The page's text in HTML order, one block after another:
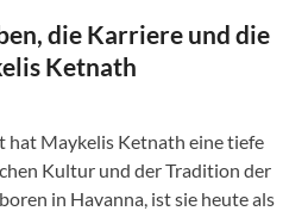
die Karriere und die
Ketnath
hat Maykelis Ketnath eine tiefe
Kultur und der Tradition der
in Havanna, ist sie heute als